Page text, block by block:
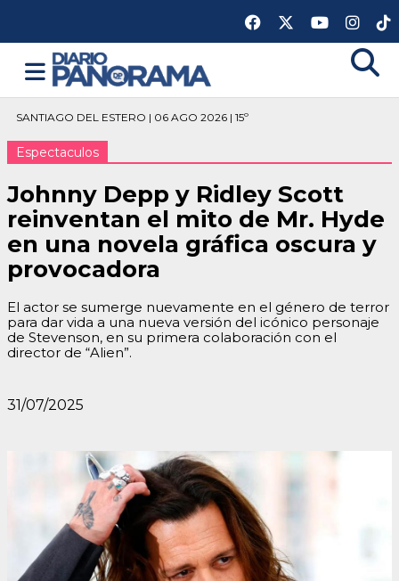
SANTIAGO DEL ESTERO | 06 AGO 2026 | 15º
Espectaculos
Johnny Depp y Ridley Scott
reinventan el mito de Mr. Hyde
en una novela gráfica oscura y
provocadora
El actor se sumerge nuevamente en el género de terror
para dar vida a una nueva versión del icónico personaje
de Stevenson, en su primera colaboración con el
director de “Alien”.
31/07/2025